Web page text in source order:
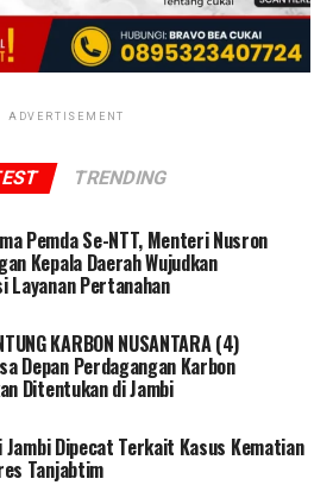
pilar ekonomi perdesaan.
mendukung ketahanan pangan
ADVERTISEMENT
TRENDING
Pemda Se-NTT, Menteri Nusron
Kepala Daerah Wujudkan
Layanan Pertanahan
KARBON NUSANTARA (4)
Depan Perdagangan Karbon
Ditentukan di Jambi
Jambi Dipecat Terkait Kasus Kematian
Tanjabtim